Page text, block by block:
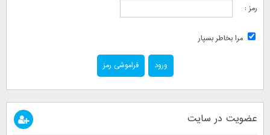
رمز :
مرا بخاطر بسپار
فراموشی رمز
عضویت در سایت